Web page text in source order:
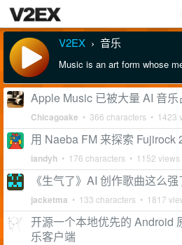
V2EX › 音乐
Music is an art form whose
Apple Music 已被大量 AI 音乐
Chicagoake • 366 characters • 1423
用 Naeba FM 来探索 Fujirock
iandyh • 176 characters • 1152 views
《生气了》AI 创作歌曲这么强
jacketma • 133 characters • 1817
开源一个本地优先的 Android
乐客户端